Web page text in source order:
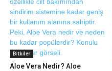
Bitkiler
Aloe Vera Nedir? Aloe